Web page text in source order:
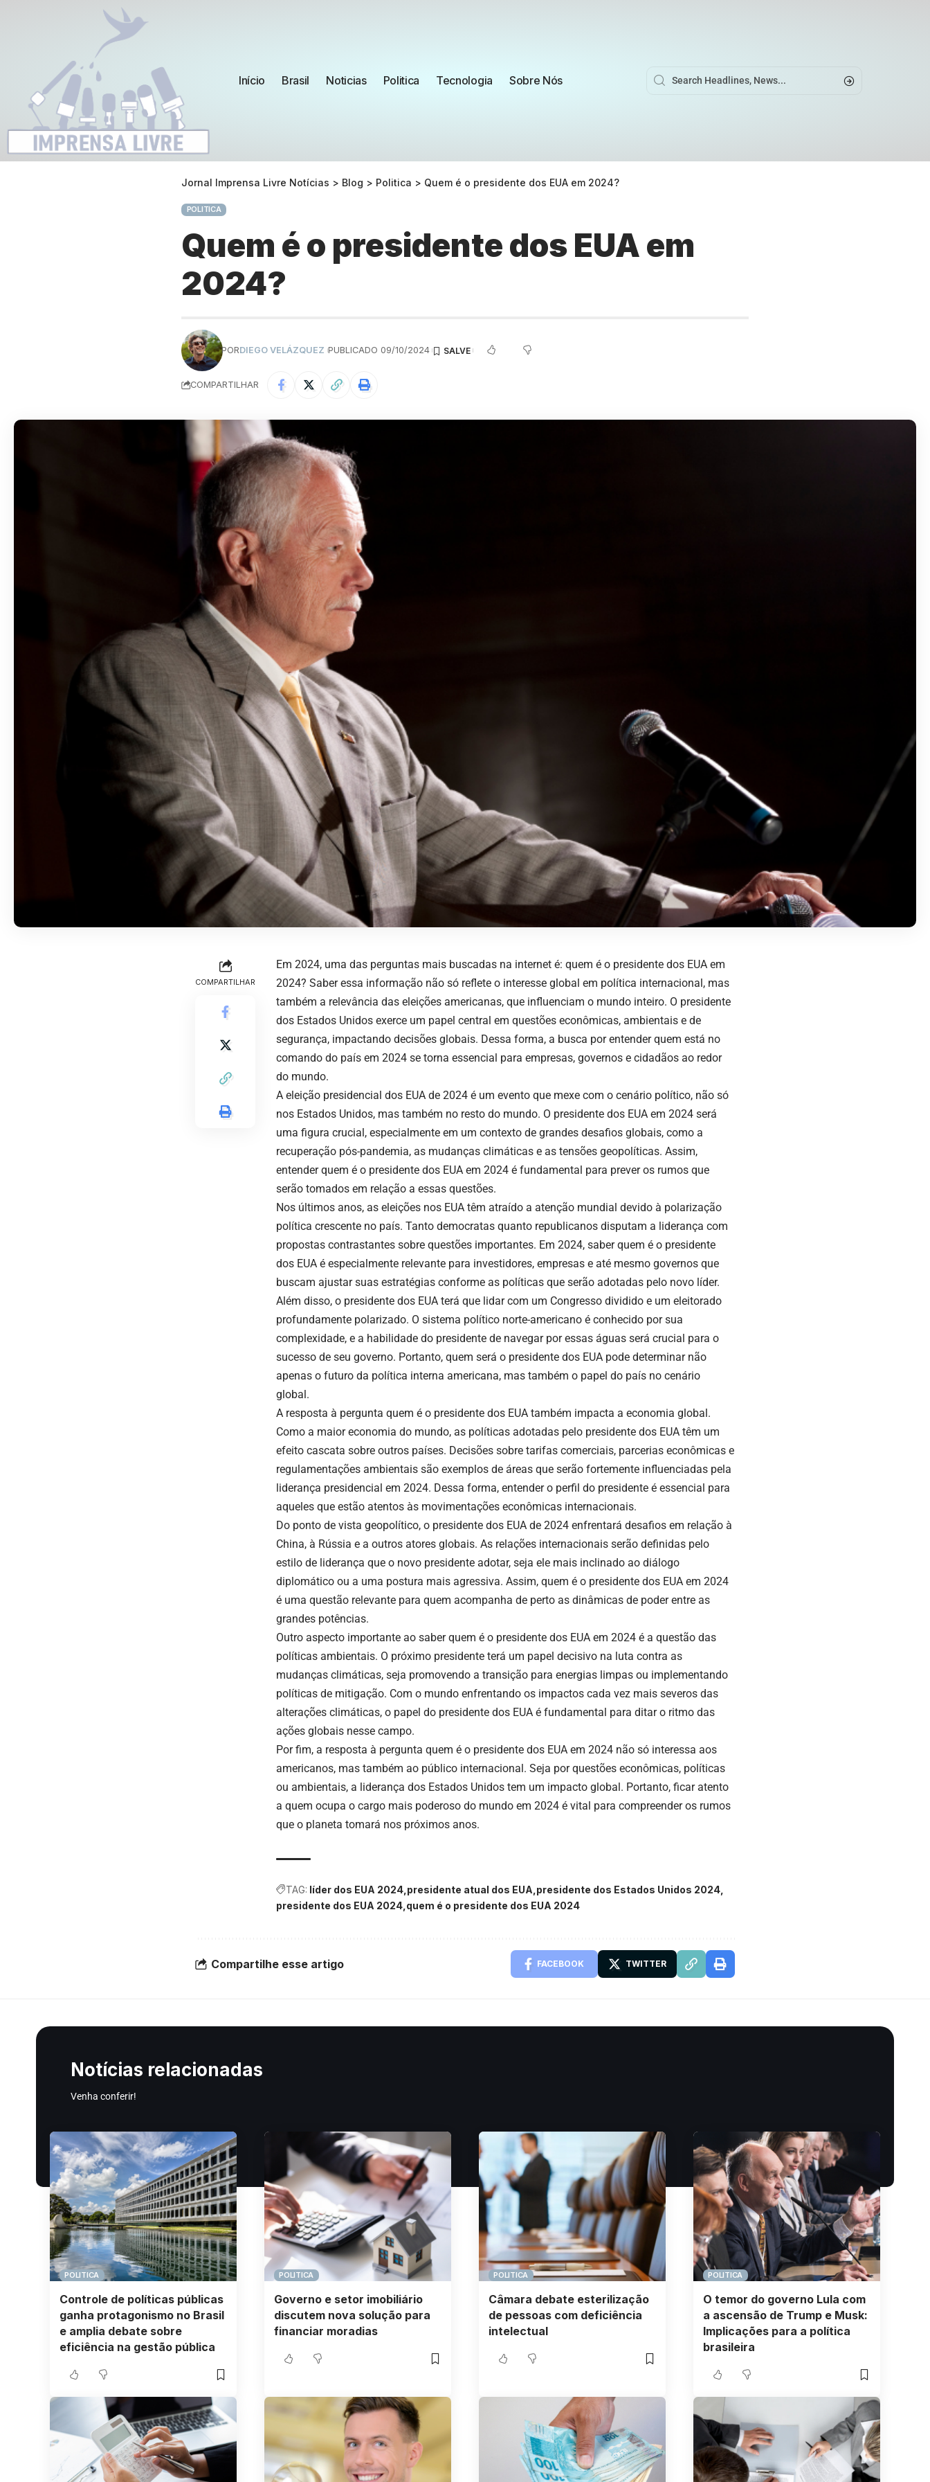
Início Brasil Noticias Politica Tecnologia Sobre Nós
Jornal Imprensa Livre Notícias > Blog > Politica > Quem é o presidente dos EUA em 2024?
POLITICA
Quem é o presidente dos EUA em
2024?
PORDIEGO VELÁZQUEZ PUBLICADO 09/10/2024
COMPARTILHAR
COMPARTILHAR
Em 2024, uma das perguntas mais buscadas na internet é: quem é o presidente dos EUA em
2024? Saber essa informação não só reflete o interesse global em política internacional, mas
também a relevância das eleições americanas, que influenciam o mundo inteiro. O presidente
dos Estados Unidos exerce um papel central em questões econômicas, ambientais e de
segurança, impactando decisões globais. Dessa forma, a busca por entender quem está no
comando do país em 2024 se torna essencial para empresas, governos e cidadãos ao redor
do mundo.
A eleição presidencial dos EUA de 2024 é um evento que mexe com o cenário político, não só
nos Estados Unidos, mas também no resto do mundo. O presidente dos EUA em 2024 será
uma figura crucial, especialmente em um contexto de grandes desafios globais, como a
recuperação pós-pandemia, as mudanças climáticas e as tensões geopolíticas. Assim,
entender quem é o presidente dos EUA em 2024 é fundamental para prever os rumos que
serão tomados em relação a essas questões.
Nos últimos anos, as eleições nos EUA têm atraído a atenção mundial devido à polarização
política crescente no país. Tanto democratas quanto republicanos disputam a liderança com
propostas contrastantes sobre questões importantes. Em 2024, saber quem é o presidente
dos EUA é especialmente relevante para investidores, empresas e até mesmo governos que
buscam ajustar suas estratégias conforme as políticas que serão adotadas pelo novo líder.
Além disso, o presidente dos EUA terá que lidar com um Congresso dividido e um eleitorado
profundamente polarizado. O sistema político norte-americano é conhecido por sua
complexidade, e a habilidade do presidente de navegar por essas águas será crucial para o
sucesso de seu governo. Portanto, quem será o presidente dos EUA pode determinar não
apenas o futuro da política interna americana, mas também o papel do país no cenário
global.
A resposta à pergunta quem é o presidente dos EUA também impacta a economia global.
Como a maior economia do mundo, as políticas adotadas pelo presidente dos EUA têm um
efeito cascata sobre outros países. Decisões sobre tarifas comerciais, parcerias econômicas e
regulamentações ambientais são exemplos de áreas que serão fortemente influenciadas pela
liderança presidencial em 2024. Dessa forma, entender o perfil do presidente é essencial para
aqueles que estão atentos às movimentações econômicas internacionais.
Do ponto de vista geopolítico, o presidente dos EUA de 2024 enfrentará desafios em relação à
China, à Rússia e a outros atores globais. As relações internacionais serão definidas pelo
estilo de liderança que o novo presidente adotar, seja ele mais inclinado ao diálogo
diplomático ou a uma postura mais agressiva. Assim, quem é o presidente dos EUA em 2024
é uma questão relevante para quem acompanha de perto as dinâmicas de poder entre as
grandes potências.
Outro aspecto importante ao saber quem é o presidente dos EUA em 2024 é a questão das
políticas ambientais. O próximo presidente terá um papel decisivo na luta contra as
mudanças climáticas, seja promovendo a transição para energias limpas ou implementando
políticas de mitigação. Com o mundo enfrentando os impactos cada vez mais severos das
alterações climáticas, o papel do presidente dos EUA é fundamental para ditar o ritmo das
ações globais nesse campo.
Por fim, a resposta à pergunta quem é o presidente dos EUA em 2024 não só interessa aos
americanos, mas também ao público internacional. Seja por questões econômicas, políticas
ou ambientais, a liderança dos Estados Unidos tem um impacto global. Portanto, ficar atento
a quem ocupa o cargo mais poderoso do mundo em 2024 é vital para compreender os rumos
que o planeta tomará nos próximos anos.
TAG: líder dos EUA 2024 presidente atual dos EUA presidente dos Estados Unidos 2024
presidente dos EUA 2024 quem é o presidente dos EUA 2024
Compartilhe esse artigo FACEBOOK TWITTER
Notícias relacionadas
Venha conferir!
POLITICA
Controle de políticas públicas
ganha protagonismo no Brasil
e amplia debate sobre
eficiência na gestão pública
POLITICA
Governo e setor imobiliário
discutem nova solução para
financiar moradias
POLITICA
Câmara debate esterilização
de pessoas com deficiência
intelectual
POLITICA
O temor do governo Lula com
a ascensão de Trump e Musk:
Implicações para a política
brasileira